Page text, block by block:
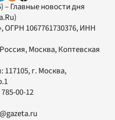
– Главные новости дня
, ОГРН 1067761730376, ИНН
Москва, Коптевская
117105, г. Москва,
00-12